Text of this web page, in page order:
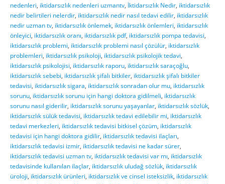
nedenleri, iktidarsızlık nedenleri uzmantv, İktidarsızlık Nedir, iktidarsızlık
nedir belirtileri nelerdir, iktidarsızlık nedir nasıl tedavi edilir, iktidarsızlık
nedir uzman tv, iktidarsızlık önlemek, iktidarsızlık önlemleri, iktidarsızlık
önleyici, iktidarsızlık oranı, iktidarsızlık pdf, iktidarsızlık pompa tedavisi,
iktidarsızlık problemi, iktidarsızlık problemi nasıl çözülür, iktidarsızlık
problemleri, iktidarsızlık psikoloji, iktidarsızlık psikolojik tedavi,
iktidarsızlık psikolojisi, iktidarsızlık raporu, iktidarsızlık saraçoğlu,
iktidarsızlık sebebi, iktidarsızlık şifalı bitkiler, iktidarsızlık şifalı bitkiler
tedavisi, iktidarsızlık sigara, iktidarsızlık sonradan olur mu, iktidarsızlık
sorunu, iktidarsızlık sorunu için hangi doktora gidilmeli, iktidarsızlık
sorunu nasıl giderilir, iktidarsızlık sorunu yaşayanlar, iktidarsızlık sözlük,
iktidarsızlık sülük tedavisi, iktidarsızlık tedavi edilebilir mi, iktidarsızlık
tedavi merkezleri, iktidarsızlık tedavisi bitkisel çözüm, iktidarsızlık
tedavisi için hangi doktora gidilir, iktidarsızlık tedavisi ilaçları,
iktidarsızlık tedavisi izmir, iktidarsızlık tedavisi ne kadar sürer,
iktidarsızlık tedavisi uzman tv, iktidarsızlık tedavisi var mı, iktidarsızlık
tedavisinde kullanılan ilaçlar, iktidarsızlık uludağ sözlük, iktidarsızlık
üroloji, iktidarsızlık ürünleri, iktidarsızlık ve cinsel isteksizlik, iktidarsızlık